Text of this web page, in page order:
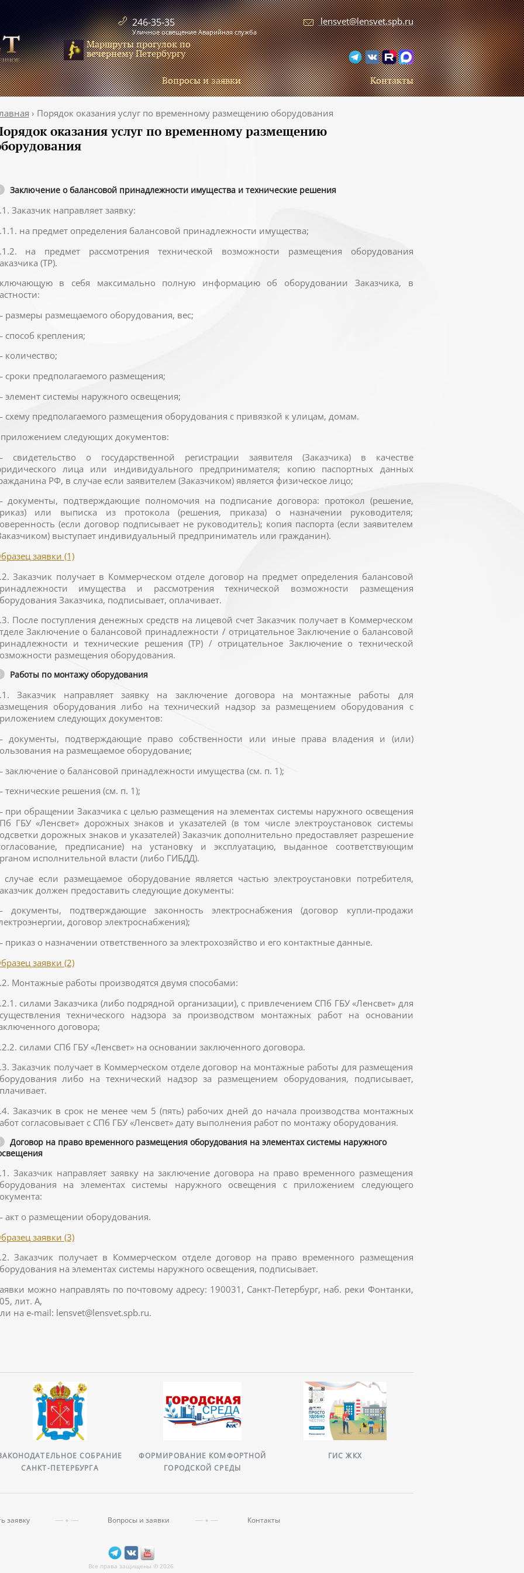
Маршруты прогулок по
вечернему Петербургу
246-35-35
Уличное освещение Аварийная служба
lensvet@lensvet.spb.ru
Вопросы и заявки Контакты
› Порядок оказания услуг по временному размещению оборудования
оказания услуг по временному размещению
Заключение о балансовой принадлежности имущества и технические решения
Заказчик направляет заявку:
на предмет определения балансовой принадлежности имущества;
на предмет рассмотрения технической возможности размещения оборудования
(ТР).
в себя максимально полную информацию об оборудовании Заказчика, в
размеры размещаемого оборудования, вес;
крепления;
количество;
предполагаемого размещения;
элемент системы наружного освещения;
предполагаемого размещения оборудования с привязкой к улицам, домам.
приложением следующих документов:
свидетельство о государственной регистрации заявителя (Заказчика) в качестве
лица или индивидуального предпринимателя; копию паспортных данных
РФ, в случае если заявителем (Заказчиком) является физическое лицо;
документы, подтверждающие полномочия на подписание договора: протокол (решение,
или выписка из протокола (решения, приказа) о назначении руководителя;
(если договор подписывает не руководитель); копия паспорта (если заявителем
выступает индивидуальный предприниматель или гражданин).
заявки (1)
Заказчик получает в Коммерческом отделе договор на предмет определения балансовой
имущества и рассмотрения технической возможности размещения
Заказчика, подписывает, оплачивает.
После поступления денежных средств на лицевой счет Заказчик получает в Коммерческом
Заключение о балансовой принадлежности / отрицательное Заключение о балансовой
и технические решения (ТР) / отрицательное Заключение о технической
размещения оборудования.
Работы по монтажу оборудования
Заказчик направляет заявку на заключение договора на монтажные работы для
оборудования либо на технический надзор за размещением оборудования с
следующих документов:
документы, подтверждающие право собственности или иные права владения и (или)
на размещаемое оборудование;
о балансовой принадлежности имущества (см. п. 1);
решения (см. п. 1);
при обращении Заказчика с целью размещения на элементах системы наружного освещения
ГБУ «Ленсвет» дорожных знаков и указателей (в том числе электроустановок системы
дорожных знаков и указателей) Заказчик дополнительно предоставляет разрешение
предписание) на установку и эксплуатацию, выданное соответствующим
исполнительной власти (либо ГИБДД).
случае если размещаемое оборудование является частью электроустановки потребителя,
должен предоставить следующие документы:
документы, подтверждающие законность электроснабжения (договор купли-продажи
договор электроснабжения);
о назначении ответственного за электрохозяйство и его контактные данные.
заявки (2)
Монтажные работы производятся двумя способами:
силами Заказчика (либо подрядной организации), с привлечением СПб ГБУ «Ленсвет» для
технического надзора за производством монтажных работ на основании
договора;
силами СПб ГБУ «Ленсвет» на основании заключенного договора.
Заказчик получает в Коммерческом отделе договор на монтажные работы для размещения
либо на технический надзор за размещением оборудования, подписывает,
Заказчик в срок не менее чем 5 (пять) рабочих дней до начала производства монтажных
согласовывает с СПб ГБУ «Ленсвет» дату выполнения работ по монтажу оборудования.
Договор на право временного размещения оборудования на элементах системы наружного
Заказчик направляет заявку на заключение договора на право временного размещения
на элементах системы наружного освещения с приложением следующего
акт о размещении оборудования.
заявки (3)
Заказчик получает в Коммерческом отделе договор на право временного размещения
на элементах системы наружного освещения, подписывает.
можно направлять по почтовому адресу: 190031, Санкт-Петербург, наб. реки Фонтанки,
лит. А,
на e-mail: lensvet@lensvet.spb.ru.
СОБРАНИЕ
САНКТ-ПЕТЕРБУРГА
ФОРМИРОВАНИЕ КОМФОРТНОЙ
ГОРОДСКОЙ СРЕДЫ
ГИС ЖКХ
заявку Вопросы и заявки Контакты
Все права защищены © 2026